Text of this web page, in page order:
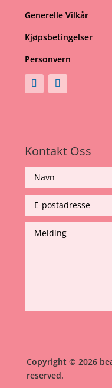
Generelle Vilkår
Kjøpsbetingelser
Personvern
Kontakt Oss
Copyright © 2026
reserved.